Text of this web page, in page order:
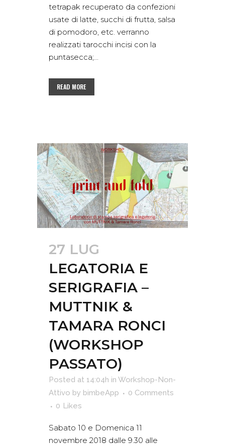
tetrapak recuperato da confezioni
usate di latte, succhi di frutta, salsa
di pomodoro, etc. verranno
realizzati tarocchi incisi con la
puntasecca;...
READ MORE
27 LUG
LEGATORIA E
SERIGRAFIA –
MUTTNIK &
TAMARA RONCI
(WORKSHOP
PASSATO)
Posted at 14:04h in Workshop-Non-
Attivo by bimbeApp
0 Comments
0 Likes
Sabato 10 e Domenica 11
novembre 2018 dalle 9.30 alle